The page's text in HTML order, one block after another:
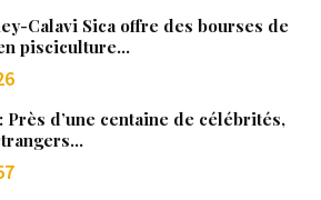
Calavi Sica offre des bourses de
pisciculture…
Près d’une centaine de célébrités,